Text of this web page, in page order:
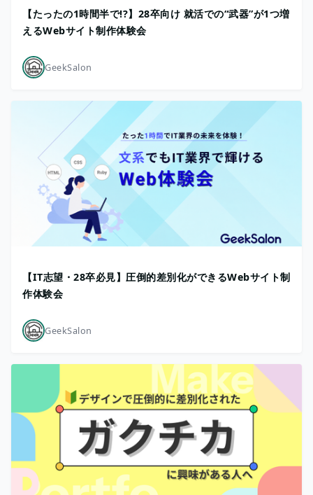
【たったの1時間半で!?】28卒向け 就活での“武器”が1つ増
えるWebサイト制作体験会
GeekSalon
【IT志望・28卒必見】圧倒的差別化ができるWebサイト制
作体験会
GeekSalon